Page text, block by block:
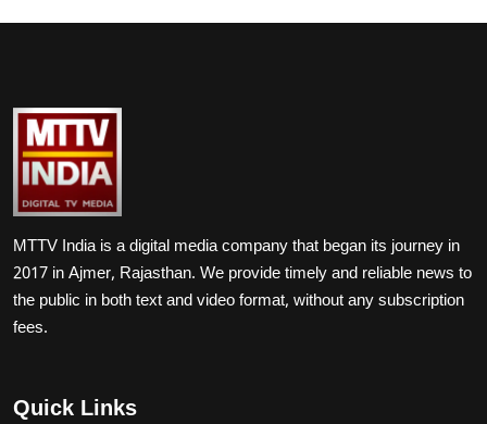
MTTV India is a digital media company that began its journey in
2017 in Ajmer, Rajasthan. We provide timely and reliable news to
the public in both text and video format, without any subscription
fees.
Quick Links